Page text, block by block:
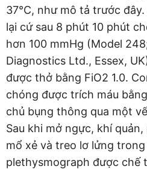
37°C, như mô tả trước
lại cứ sau 8 phút 10 phút
hơn 100 mmHg (Model
Diagnostics Ltd., Essex,
được thở bằng FiO2 1.0.
chóng được trích máu
chủ bụng thông qua một
Sau khi mở ngực, khí
mổ xẻ và treo lơ lửng
plethysmograph được chế